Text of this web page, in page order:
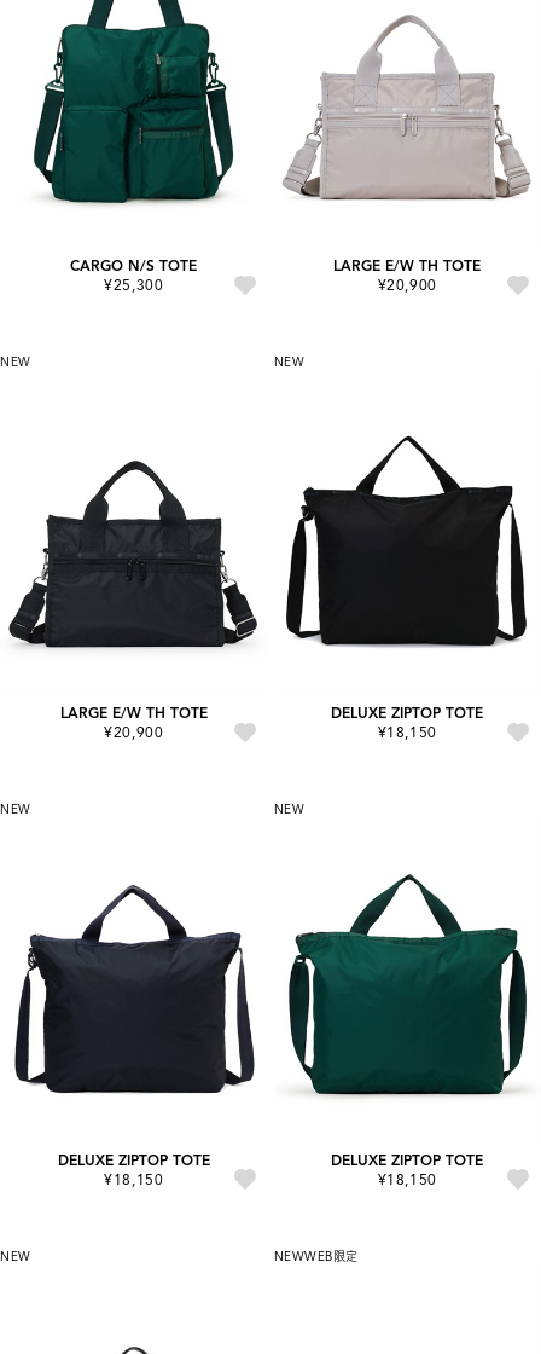
CARGO N/S TOTE
¥25,300
LARGE E/W TH TOTE
¥20,900
NEW
LARGE E/W TH TOTE
¥20,900
NEW
DELUXE ZIPTOP TOTE
¥18,150
NEW
DELUXE ZIPTOP TOTE
¥18,150
NEW
DELUXE ZIPTOP TOTE
¥18,150
NEW NEWWEB限定